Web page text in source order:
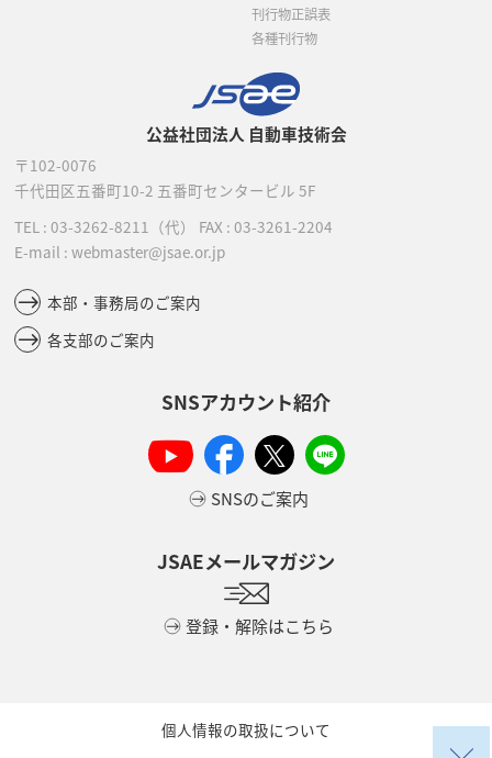
公益社団法人 自動車技術会
〒102-0076
千代田区五番町10-2 五番町センタービル 5F
TEL : 03-3262-8211 （代） FAX : 03-3261-2204
E-mail : webmaster@jsae.or.jp
本部・事務局のご案内
各支部のご案内
SNSアカウント紹介
SNSのご案内
JSAEメールマガジン
登録・解除はこちら
刊行物正誤表
各種刊行物
個人情報の取扱について